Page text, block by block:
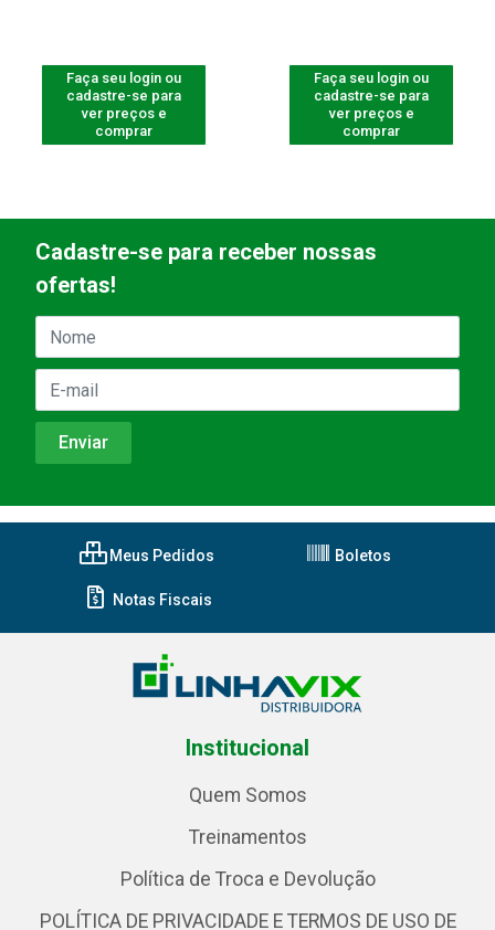
Faça seu login ou
cadastre-se para
ver preços e
comprar
Faça seu login ou
cadastre-se para
ver preços e
comprar
Cadastre-se para receber nossas
ofertas!
Meus Pedidos Boletos
Notas Fiscais
Institucional
Quem Somos
Treinamentos
Política de Troca e Devolução
POLÍTICA DE PRIVACIDADE E TERMOS DE USO DE